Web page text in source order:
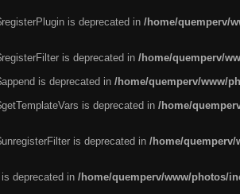
is deprecated in /home/quemperv/
is deprecated in /home/quemperv/
is deprecated in /home/quemperv/www/
is deprecated in /home/
is deprecated in /home/
deprecated in /home/quemperv/www/photos/